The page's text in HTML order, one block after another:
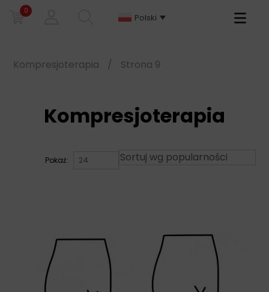
0
Polski
Primary
Kompresjoterapia / Strona 9
Kompresjoterapia
Pokaż: